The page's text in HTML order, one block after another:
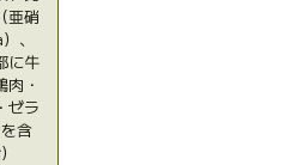
亜硝
、
に牛
肉・
ゼラ
含